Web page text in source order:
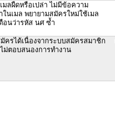
มลผืดหรือเปล่า ไม่มีข้อความ
ในเมล พยายามสมัครใหม่ใช้เมล
อนว่ารหัส นศ ซ้ำ
ครได้เนื่องจากระบบสมัครสมาชิก
ม่ตอบสนองการทำงาน